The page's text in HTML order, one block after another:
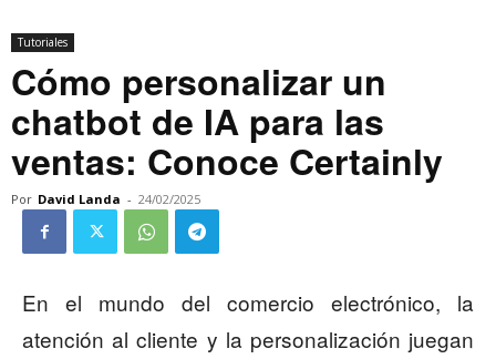
Tutoriales
Cómo personalizar un
chatbot de IA para las
ventas: Conoce Certainly
Por David Landa - 24/02/2025
En el mundo del comercio electrónico, la
atención al cliente y la personalización juegan